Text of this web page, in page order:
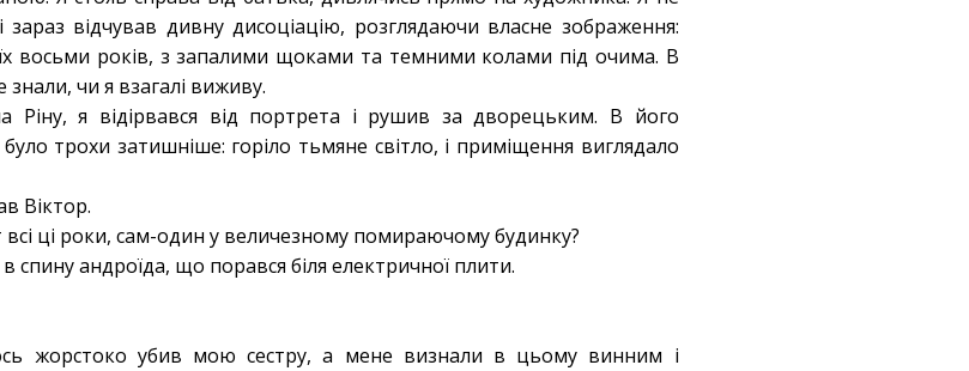
відчував дивну дисоціацію, розглядаючи власне зображення:
восьми років, з запалими щоками та темними колами під очима. В
знали, чи я взагалі виживу.
Ріну, я відірвався від портрета і рушив за дворецьким. В його
трохи затишніше: горіло тьмяне світло, і приміщення виглядало
Віктор.
всі ці роки, сам-один у величезному помираючому будинку?
спину андроїда, що порався біля електричної плити.
жорстоко убив мою сестру, а мене визнали в цьому винним і